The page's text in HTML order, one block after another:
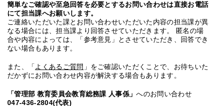
簡単なご確認や至急回答を必要とするお問い合わせは直接お電話
にて担当課へお願いします。
ご連絡いただいた課とお問い合わせいただいた内容の担当課が異
なる場合には、担当課より回答させていただきます。 匿名の場
合や内容によっては、「参考意見」とさせていただき、回答でき
ない場合もあります。
また、「 よくあるご質問 」をご確認いただくことで、お待ちいた
だかずにお問い合わせ内容が解決する場合もあります。
「管理部 教育委員会教育総務課 人事係」へのお問い合わせ
047-436-2804(代表)